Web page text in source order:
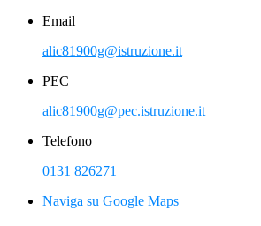
Email
alic81900g@istruzione.it
PEC
alic81900g@pec.istruzione.it
Telefono
0131 826271
Naviga su Google Maps